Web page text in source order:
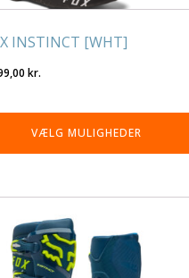
INSTINCT [WHT]
kr.
VÆLG MULIGHEDER